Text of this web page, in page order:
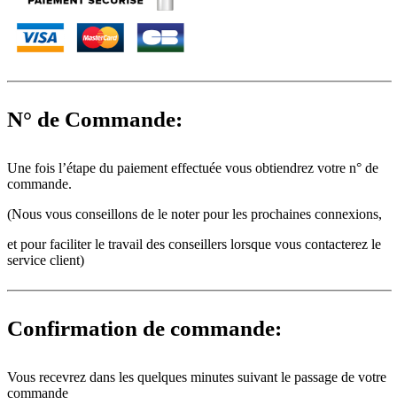
N° de Commande:
Une fois l’étape du paiement effectuée vous obtiendrez votre n° de
commande.
(Nous vous conseillons de le noter pour les prochaines connexions,
et pour faciliter le travail des conseillers lorsque vous contacterez le
service client)
Confirmation de commande:
Vous recevrez dans les quelques minutes suivant le passage de votre
commande